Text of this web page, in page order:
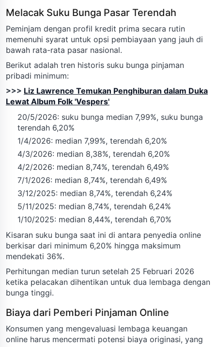
Melacak Suku Bunga Pasar Terendah
Peminjam dengan profil kredit prima secara rutin
memenuhi syarat untuk opsi pembiayaan yang jauh di
bawah rata-rata pasar nasional.
Berikut adalah tren historis suku bunga pinjaman
pribadi minimum:
>>> Liz Lawrence Temukan Penghiburan dalam Duka
Lewat Album Folk 'Vespers'
20/5/2026: suku bunga median 7,99%, suku bunga
terendah 6,20%
1/4/2026: median 7,99%, terendah 6,20%
4/3/2026: median 8,38%, terendah 6,20%
4/2/2026: median 8,74%, terendah 6,49%
7/1/2026: median 8,74%, terendah 6,49%
3/12/2025: median 8,74%, terendah 6,24%
5/11/2025: median 8,74%, terendah 6,24%
1/10/2025: median 8,44%, terendah 6,70%
Kisaran suku bunga saat ini di antara penyedia online
berkisar dari minimum 6,20% hingga maksimum
mendekati 36%.
Perhitungan median turun setelah 25 Februari 2026
ketika pelacakan dihentikan untuk dua lembaga dengan
bunga tinggi.
Biaya dari Pemberi Pinjaman Online
Konsumen yang mengevaluasi lembaga keuangan
online harus mencermati potensi biaya originasi, yang